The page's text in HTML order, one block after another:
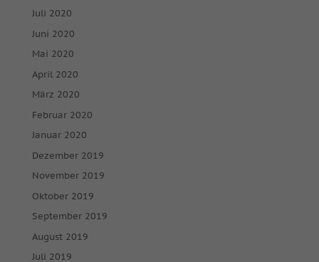
Juli 2020
Juni 2020
Mai 2020
April 2020
März 2020
Februar 2020
Januar 2020
Dezember 2019
November 2019
Oktober 2019
September 2019
August 2019
Juli 2019